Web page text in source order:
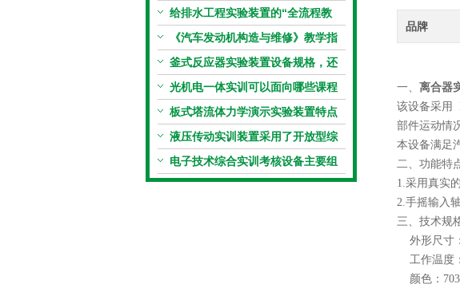
给排水工程实验装置的“全流程教
学”
《汽车发动机构造与维修》教学指
南
釜式反应器实验装置设备规格，还
傻傻的不清楚吗？
光机电一体实训可以面向哪些课程
板式塔流体力学演示实验装置特点
液压传动实训装置采用了开放型综
合实验台结构
电子技术综合实训考核设备主要组
成部分
品牌
一、 离合器
该设备采用
部件运动情
本设备满足
二、 功能特
1.采用真实
2.手摇输入
三、 技术规
外形尺寸
工作温度
颜色：